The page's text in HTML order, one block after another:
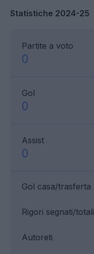
Statistiche 2024-25
Partite a voto
0
Gol
0
Assist
0
Gol casa/trasferta
Rigori segnati/totali
Autoreti